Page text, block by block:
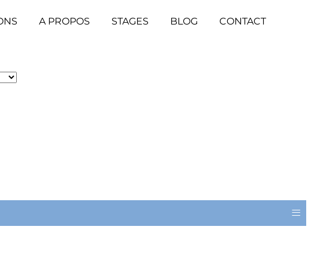
A PROPOS STAGES BLOG CONTACT
≡